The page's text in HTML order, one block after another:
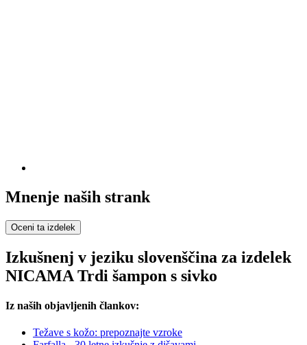
Mnenje naših strank
Oceni ta izdelek
Izkušnenj v jeziku slovenščina za izdelek
NICAMA Trdi šampon s sivko
Iz naših objavljenih člankov:
Težave s kožo: prepoznajte vzroke